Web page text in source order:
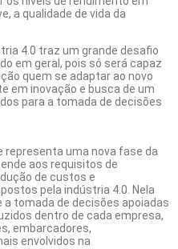
a qualidade de vida da
4.0 traz um grande desafio
em geral, pois só será capaz
quem se adaptar ao novo
em inovação e busca de um
para a tomada de decisões
representa uma nova fase da
aos requisitos de
de custos e
pela indústria 4.0. Nela
tomada de decisões apoiadas
dentro de cada empresa,
embarcadores,
envolvidos na